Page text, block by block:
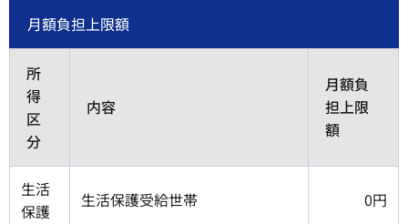
月額負担上限額
所
得
区
分
内容
月額負
担上限
額
生活
保護
生活保護受給世帯 0円